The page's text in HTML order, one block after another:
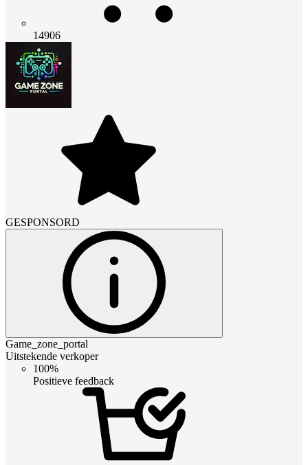
14906
GESPONSORD
Game_zone_portal
Uitstekende verkoper
100%
Positieve feedback